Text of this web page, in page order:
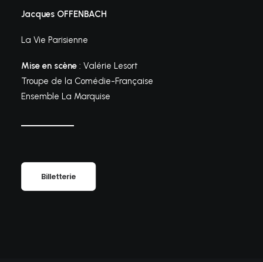
Jacques OFFENBACH
La Vie Parisienne
Mise en scène : Valérie Lesort
Troupe de la Comédie-Française
Ensemble La Marquise
Billetterie